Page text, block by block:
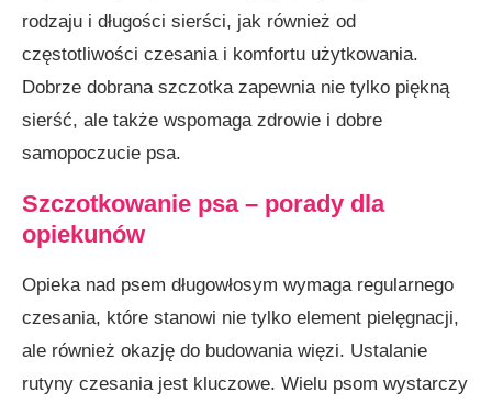
rodzaju i długości sierści, jak również od
częstotliwości czesania i komfortu użytkowania.
Dobrze dobrana szczotka zapewnia nie tylko piękną
sierść, ale także wspomaga zdrowie i dobre
samopoczucie psa.
Szczotkowanie psa – porady dla
opiekunów
Opieka nad psem długowłosym wymaga regularnego
czesania, które stanowi nie tylko element pielęgnacji,
ale również okazję do budowania więzi. Ustalanie
rutyny czesania jest kluczowe. Wielu psom wystarczy